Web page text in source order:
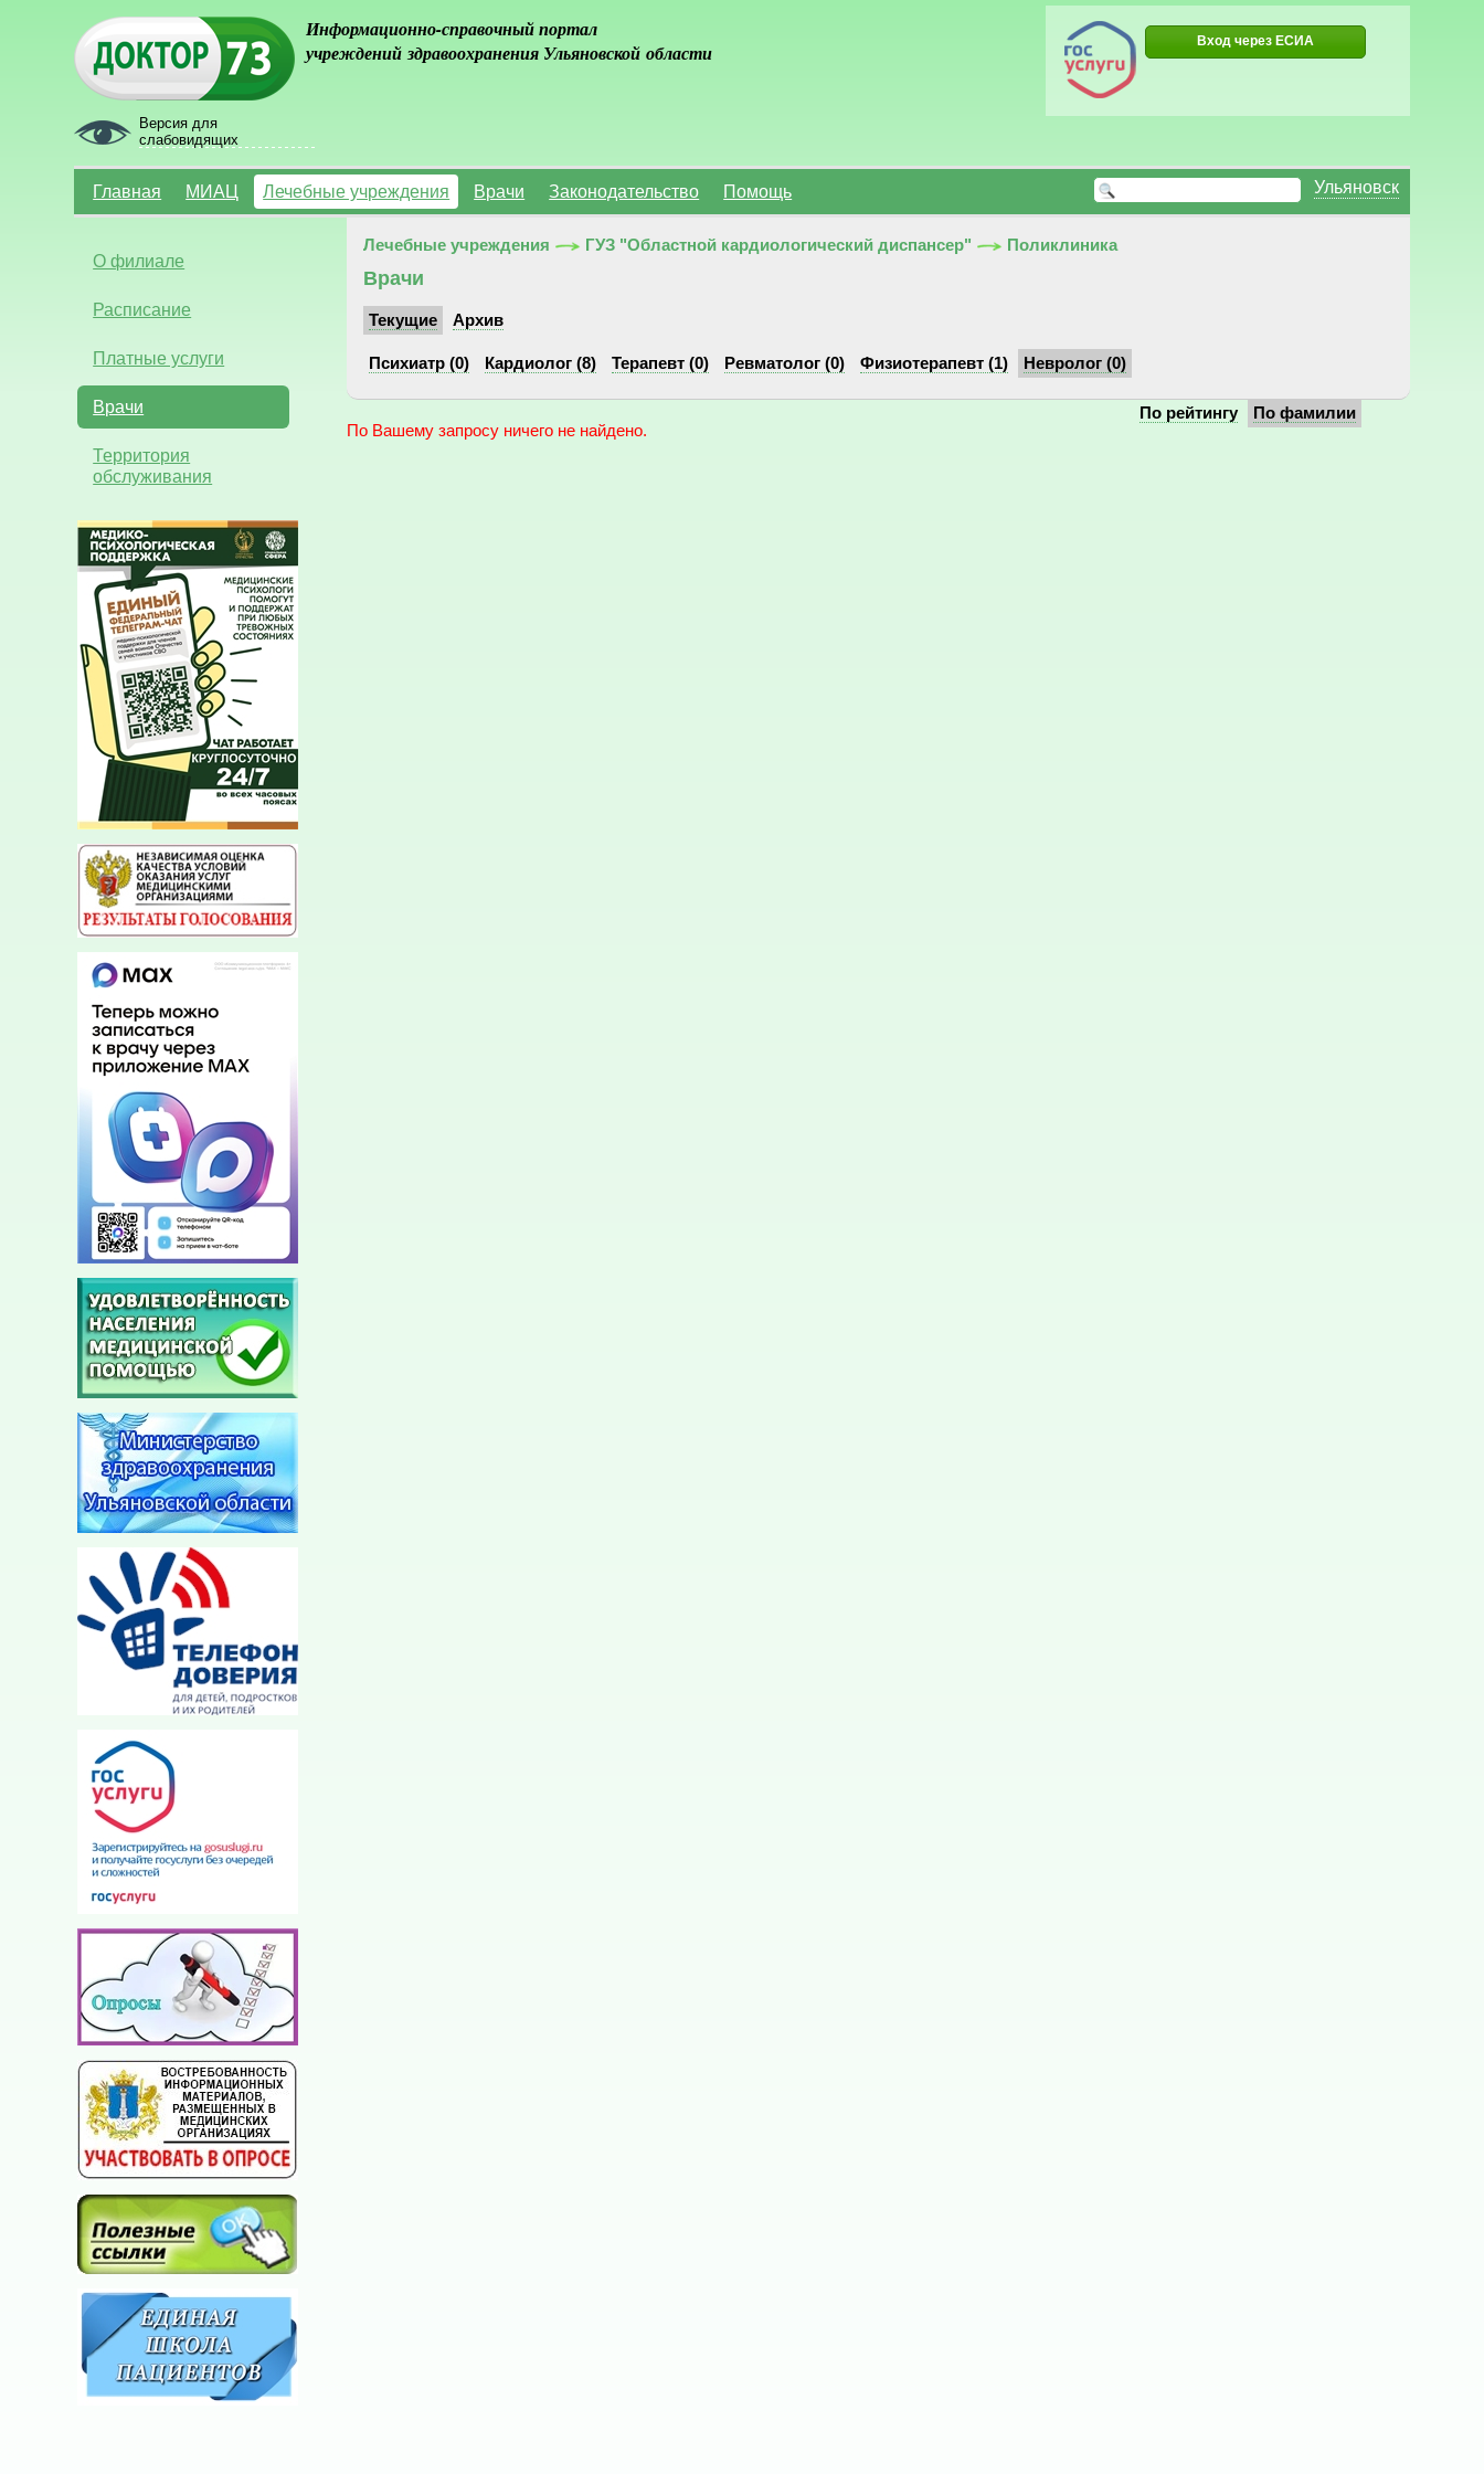
Версия для
слабовидящих
Информационно-справочный портал
учреждений здравоохранения Ульяновской области
Вход через ЕСИА
Ульяновск
Главная МИАЦ Лечебные учреждения Врачи Законодательство Помощь
О филиале
Расписание
Платные услуги
Врачи
Территория
обслуживания
Лечебные учреждения ГУЗ "Областной кардиологический диспансер" Поликлиника
Врачи
Текущие Архив
Психиатр (0) Кардиолог (8) Терапевт (0) Ревматолог (0) Физиотерапевт (1) Невролог (0)
По рейтингу
По фамилии
По Вашему запросу ничего не найдено.